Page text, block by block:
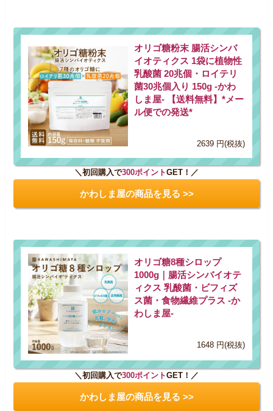
オリゴ糖粉末 腸活シンバ
イオティクス 1袋に植物性
乳酸菌 20兆個・ロイテリ
菌30兆個入り 150g -かわ
しま屋- 【送料無料】*メー
ル便での発送*
2639 円(税抜)
＼初回購入で300ポイントGET！／
かわしま屋の商品を見る >>
オリゴ糖8種シロップ
1000g｜腸活シンバイオテ
ィクス 乳酸菌・ビフィズ
ス菌・食物繊維プラス -か
わしま屋-
1648 円(税抜)
＼初回購入で300ポイントGET！／
かわしま屋の商品を見る >>